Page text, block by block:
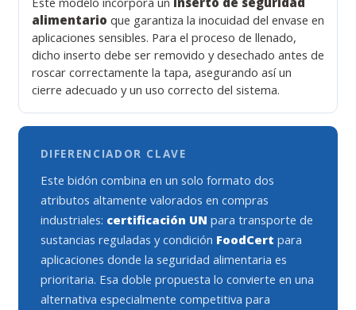
alimentario que garantiza la inocuidad del envase en
aplicaciones sensibles. Para el proceso de llenado,
dicho inserto debe ser removido y desechado antes de
roscar correctamente la tapa, asegurando así un
cierre adecuado y un uso correcto del sistema.
DIFERENCIADOR CLAVE
Este bidón combina en un solo formato dos
atributos altamente valorados en compras
industriales: certificación UN para transporte de
sustancias reguladas y condición FoodCert para
aplicaciones donde la seguridad alimentaria es
prioritaria. Esa doble propuesta lo convierte en una
alternativa especialmente competitiva para